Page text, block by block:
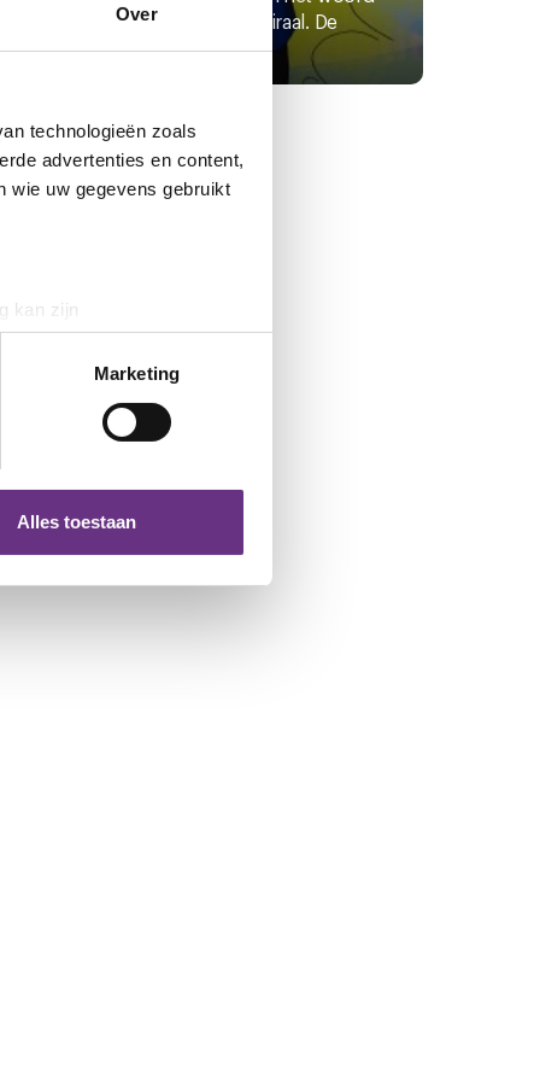
Over
technologieën zoals
advertenties en content,
wie uw gegevens gebruikt
kan zijn
detailgedeeltein. U kunt uw
partners voor social
die u aan ze heeft
Marketing
Alles toestaan
‘hamsteren’ ging viraal. De
Drentse...